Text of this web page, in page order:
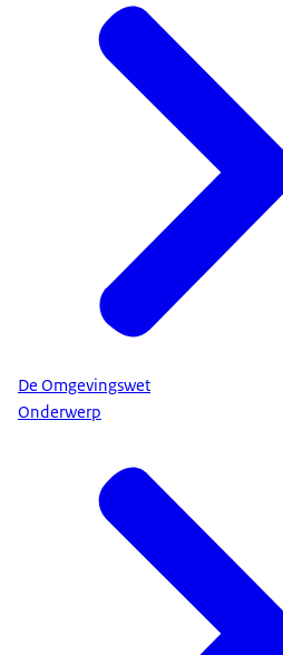
De Omgevingswet
Onderwerp